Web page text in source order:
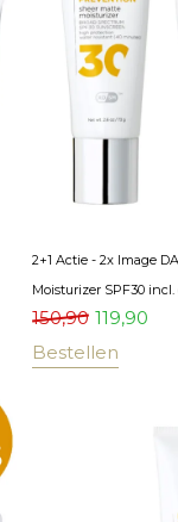
2+1 Actie - 2x Image
Moisturizer SPF30
150,90 119,90
Bestellen